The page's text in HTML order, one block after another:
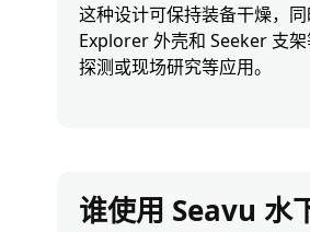
这种设计可保持装备干燥，
Explorer 外壳和 Seeker 支
探测或现场研究等应用。
谁使用 Seavu 水